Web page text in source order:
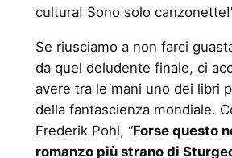
cultura! Sono solo
Se riusciamo a non farci
da quel deludente finale, ci
avere tra le mani uno dei libri
della fantascienza mondiale.
Frederik Pohl, “Forse questo
romanzo più strano di